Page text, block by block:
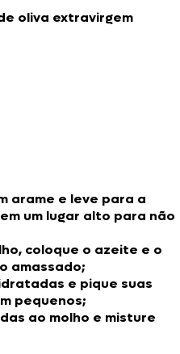
oliva extravirgem
arame e leve para a
um lugar alto para não
coloque o azeite e o
amassado;
e pique suas
pequenos;
ao molho e misture